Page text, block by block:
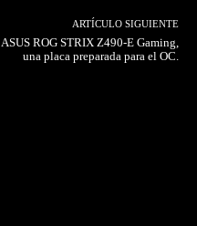
ARTÍCULO SIGUIENTE
ASUS ROG STRIX Z490-E Gaming,
una placa preparada para el OC.